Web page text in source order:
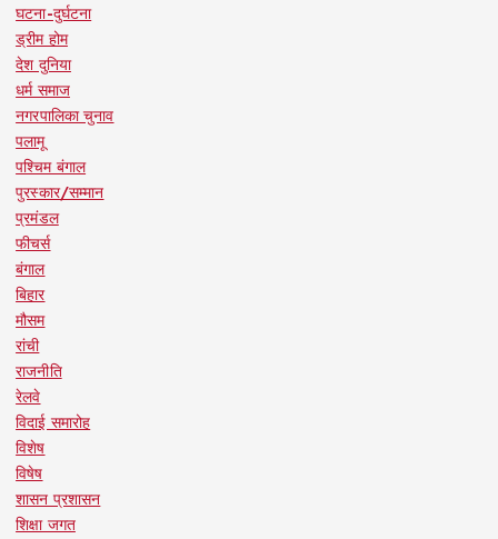
घटना-दुर्घटना
ड्रीम होम
देश दुनिया
धर्म समाज
नगरपालिका चुनाव
पलामू
पश्चिम बंगाल
पुरस्कार/सम्मान
प्रमंडल
फीचर्स
बंगाल
बिहार
मौसम
रांची
राजनीति
रेलवे
विदाई समारोह
विशेष
विषेष
शासन प्रशासन
शिक्षा जगत